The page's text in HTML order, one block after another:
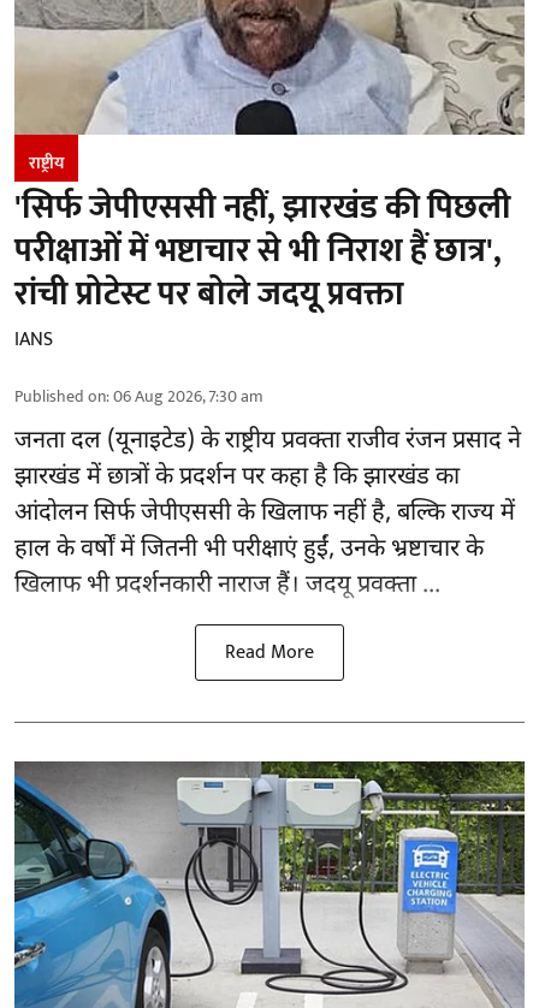
राष्ट्रीय
'सिर्फ जेपीएससी नहीं, झारखंड की पिछली
परीक्षाओं में भष्टाचार से भी निराश हैं छात्र',
रांची प्रोटेस्ट पर बोले जदयू प्रवक्ता
IANS
Published on:06 Aug 2026, 7:30 am
जनता दल (यूनाइटेड) के राष्ट्रीय प्रवक्ता राजीव रंजन प्रसाद ने
झारखंड में छात्रों के प्रदर्शन पर कहा है कि झारखंड का
आंदोलन सिर्फजेपीएससीके खिलाफ नहीं है, बल्कि राज्य में
हाल के वर्षों में जितनी भी परीक्षाएं हुईं, उनके भ्रष्टाचार के
खिलाफ भी प्रदर्शनकारी नाराज हैं। जदयू प्रवक्ता ...
Read More